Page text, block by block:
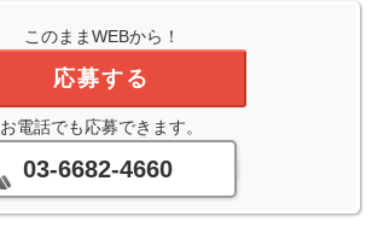
このままWEBから！
応募する
お電話でも応募できます。
03-6682-4660